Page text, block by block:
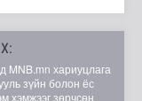
MNB.mn хариуцлага
зүйн болон ёс
хэмжээг зөрчсөн